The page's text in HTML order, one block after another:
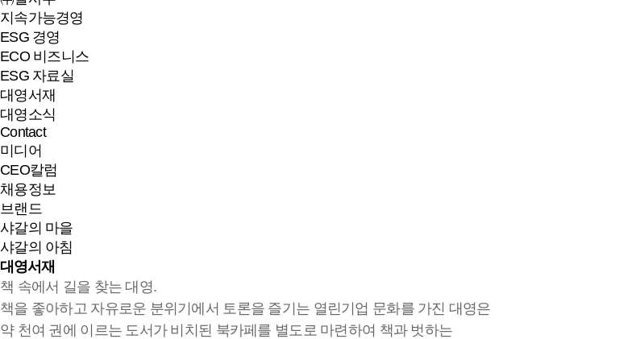
지속가능경영
ESG 경영
ECO 비즈니스
ESG 자료실
대영서재
대영소식
Contact
미디어
CEO칼럼
채용정보
브랜드
샤갈의 마을
샤갈의 아침
대영서재
책 속에서 길을 찾는 대영.
책을 좋아하고 자유로운 분위기에서 토론을 즐기는 열린기업 문화를 가진 대영은
약 천여 권에 이르는 도서가 비치된 북카페를 별도로 마련하여 책과 벗하는